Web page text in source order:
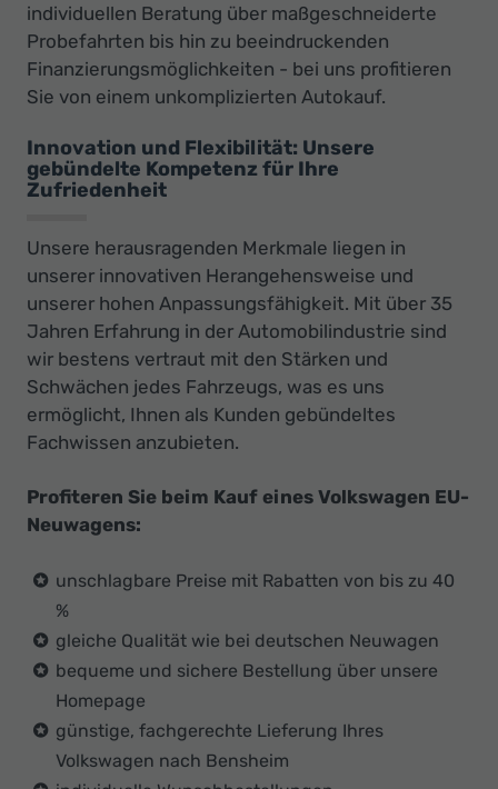
individuellen Beratung über maßgeschneiderte
Probefahrten bis hin zu beeindruckenden
Finanzierungsmöglichkeiten - bei uns profitieren
Sie von einem unkomplizierten Autokauf.
Innovation und Flexibilität: Unsere
gebündelte Kompetenz für Ihre
Zufriedenheit
Unsere herausragenden Merkmale liegen in
unserer innovativen Herangehensweise und
unserer hohen Anpassungsfähigkeit. Mit über 35
Jahren Erfahrung in der Automobilindustrie sind
wir bestens vertraut mit den Stärken und
Schwächen jedes Fahrzeugs, was es uns
ermöglicht, Ihnen als Kunden gebündeltes
Fachwissen anzubieten.
Profiteren Sie beim Kauf eines Volkswagen EU-
Neuwagens:
unschlagbare Preise mit Rabatten von bis zu 40
%
gleiche Qualität wie bei deutschen Neuwagen
bequeme und sichere Bestellung über unsere
Homepage
günstige, fachgerechte Lieferung Ihres
Volkswagen nach Bensheim